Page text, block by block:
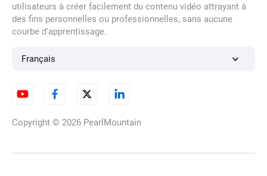
utilisateurs à créer facilement du contenu vidéo attrayant à
des fins personnelles ou professionnelles, sans aucune
courbe d'apprentissage.
Français
Copyright © 2026 PearlMountain